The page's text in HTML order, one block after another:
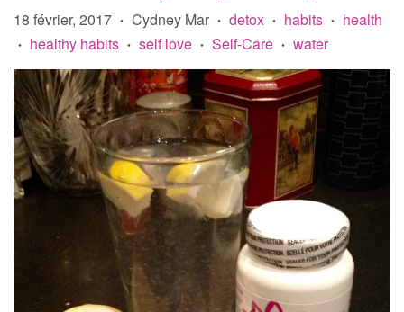
18 février, 2017 • Cydney Mar • detox • habits • health
• healthy habits • self love • Self-Care • water